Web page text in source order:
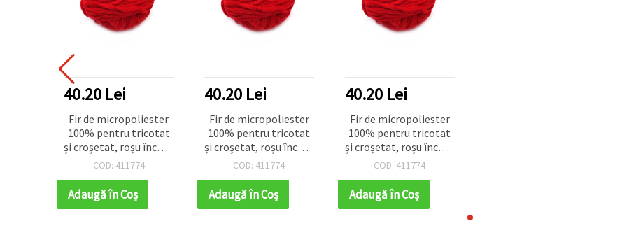
40.20 Lei
Fir de micropoliester
100% pentru tricotat
și croșetat, roșu închis,
≈44 m / 100 g
COD: 411774
Adaugă în Coş
40.20 Lei
Fir de micropoliester
100% pentru tricotat
și croșetat, roșu închis,
≈44 m / 100 g
COD: 411774
Adaugă în Coş
40.20 Lei
Fir de micropoliester
100% pentru tricotat
și croșetat, roșu închis,
≈44 m / 100 g
COD: 411774
Adaugă în Coş